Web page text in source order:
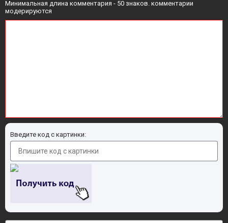
Минимальная длина комментария - 50 знаков. комментарии
модерируются
Введите код с картинки: